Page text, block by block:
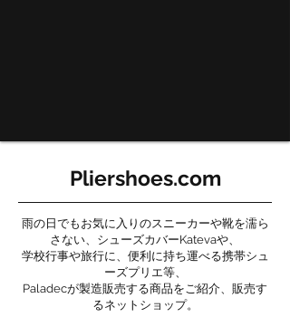
Pliershoes.com
雨の日でもお気に入りのスニーカーや靴を濡ら
さない、シューズカバーKatevaや、
学校行事や旅行に、便利に持ち運べる携帯シュ
ーズプリエ等、
Paladecが製造販売する商品をご紹介、販売す
るネットショップ。